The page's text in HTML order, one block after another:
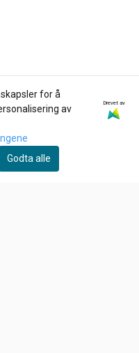
GOODRIDGE
BRAKE LINE WASHERS,
3/8" (10MM). , Kobber
Skiver
4,-
for å
av
Drevet av
Godta alle